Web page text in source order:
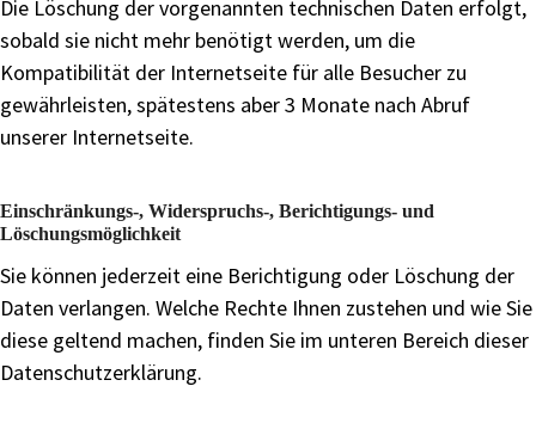
Die Löschung der vorgenannten technischen Daten erfolgt,
sobald sie nicht mehr benötigt werden, um die
Kompatibilität der Internetseite für alle Besucher zu
gewährleisten, spätestens aber 3 Monate nach Abruf
unserer Internetseite.
Einschränkungs-, Widerspruchs-, Berichtigungs- und
Löschungsmöglichkeit
Sie können jederzeit eine Berichtigung oder Löschung der
Daten verlangen. Welche Rechte Ihnen zustehen und wie Sie
diese geltend machen, finden Sie im unteren Bereich dieser
Datenschutzerklärung.